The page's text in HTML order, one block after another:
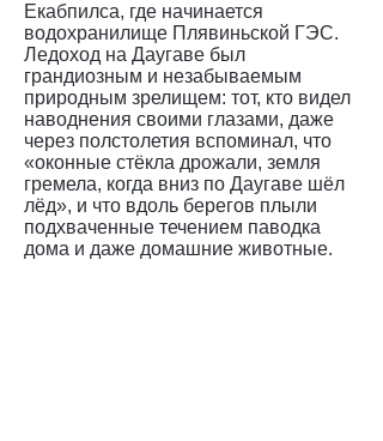
Екабпилса, где начинается
водохранилище Плявиньской ГЭС.
Ледоход на Даугаве был
грандиозным и незабываемым
природным зрелищем: тот, кто видел
наводнения своими глазами, даже
через полстолетия вспоминал, что
«оконные стёкла дрожали, земля
гремела, когда вниз по Даугаве шёл
лёд», и что вдоль берегов плыли
подхваченные течением паводка
дома и даже домашние животные.